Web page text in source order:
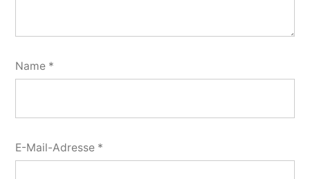
Name *
E-Mail-Adresse *